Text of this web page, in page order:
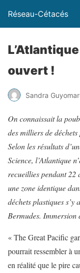
Réseau-Cétacés
ouvert !
Sandra
On connaissait la
des milliers de
Selon les résultats
Science, l’Atlantique
recueillies pendant 22
une zone identique
déchets plastiques s’y
Bermudes.
« The Great Pacific
pourrait ressembler à
en réalité que le pire